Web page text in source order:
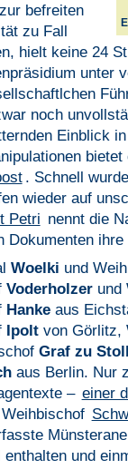
befreiten
zu Fall
hielt keine 24
unter
noch
Einblick
. Schnell
wieder auf
Petri nennt die
Dokumenten
Woelki und
Voderholzerund
Hankeaus
Ipoltvon Görlitz,
Graf zu
aus Berlin. Nur
– einer
enthalten und